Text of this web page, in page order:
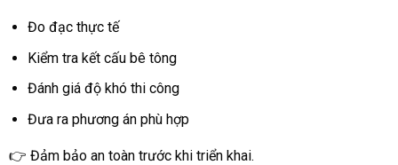
Đo đạc thực tế
Kiểm tra kết cấu bê tông
Đánh giá độ khó thi công
Đưa ra phương án phù hợp
👉 Đảm bảo an toàn trước khi triển khai.